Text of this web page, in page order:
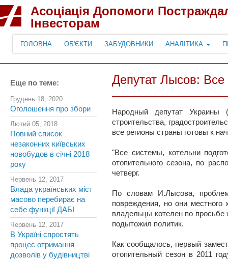
Асоціація Допомоги
Інвесторам
ГОЛОВНА ОБ'ЄКТИ ЗАБУДОВНИКИ АНАЛІТИКА
Еще по теме:
Грудень 18, 2020
Оголошення про збори
Лютий 05, 2018
Повний список
незаконних київських
новобудов в січні 2018
року
Червень 12, 2017
Влада українських міст
масово перебирає на
себе функції ДАБІ
Червень 12, 2017
В Україні спростять
процес отримання
дозволів у будівництві
Депутат Лысов: Все
Народный депутат Украины
строительства,
все регионы страны готовы к
"Все системы, котельни
отопительного сезона, по
четверг.
По словам И.Лысова,
повреждения, но они местного
владельцы котелен по
подытожил политик.
Как сообщалось, первый
отопительный сезон в 2011